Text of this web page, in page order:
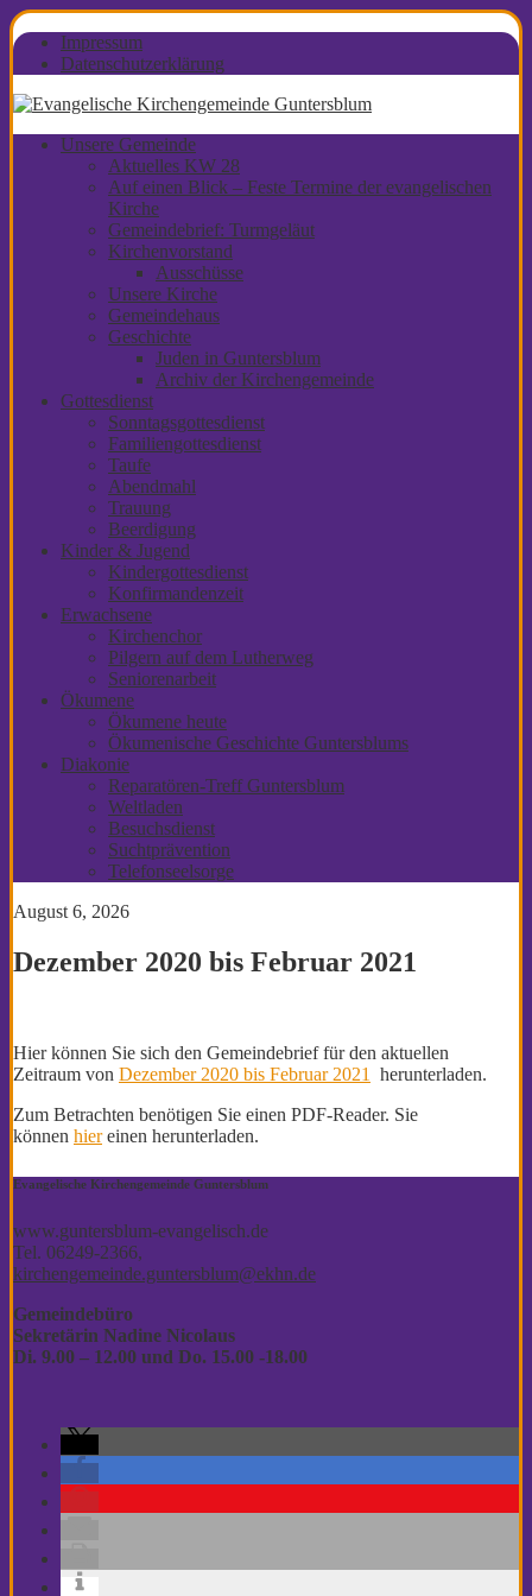
Impressum
Datenschutzerklärung
Unsere Gemeinde
Aktuelles KW 28
Auf einen Blick – Feste Termine der evangelischen
Kirche
Gemeindebrief: Turmgeläut
Kirchenvorstand
Ausschüsse
Unsere Kirche
Gemeindehaus
Geschichte
Juden in Guntersblum
Archiv der Kirchengemeinde
Gottesdienst
Sonntagsgottesdienst
Familiengottesdienst
Taufe
Abendmahl
Trauung
Beerdigung
Kinder & Jugend
Kindergottesdienst
Konfirmandenzeit
Erwachsene
Kirchenchor
Pilgern auf dem Lutherweg
Seniorenarbeit
Ökumene
Ökumene heute
Ökumenische Geschichte Guntersblums
Diakonie
Reparatören-Treff Guntersblum
Weltladen
Besuchsdienst
Suchtprävention
Telefonseelsorge
August 6, 2026
Dezember 2020 bis Februar 2021
Hier können Sie sich den Gemeindebrief für den aktuellen
Zeitraum von Dezember 2020 bis Februar 2021
herunterladen.
Zum Betrachten benötigen Sie einen PDF-Reader. Sie
können hiereinen herunterladen.
Evangelische Kirchengemeinde Guntersblum
www.guntersblum-evangelisch.de
Tel. 06249-2366,
kirchengemeinde.guntersblum@ekhn.de
Gemeindebüro
Sekretärin Nadine Nicolaus
Di. 9.00 – 12.00 und Do. 15.00 -18.00